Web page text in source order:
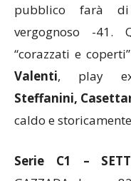
pubblico farà
vergognoso -41.
“corazzati e
Valenti, play
Steffanini,
caldo e
Serie C1 –